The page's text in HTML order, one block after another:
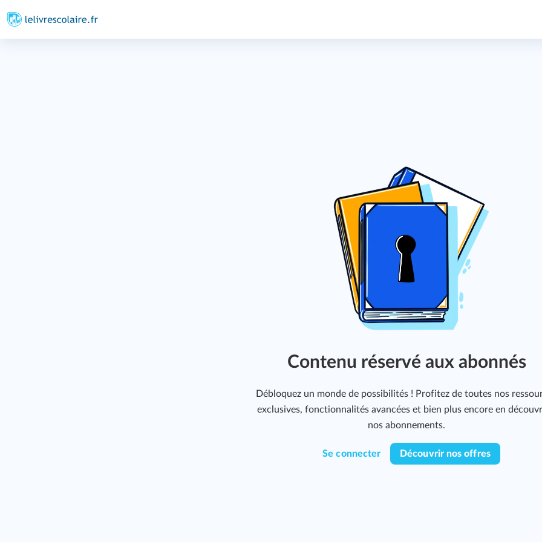
Contenu réservé aux abonnés
Débloquez un monde de possibilités ! Profitez de toutes nos
exclusives, fonctionnalités avancées et bien plus encore en
nos abonnements.
Se connecter Découvrir nos offres